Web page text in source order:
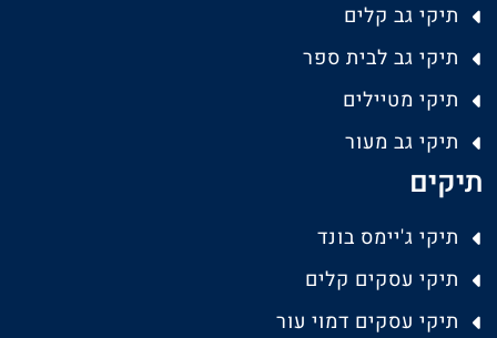
תיקי גב קלים
תיקי גב לבית ספר
תיקי מטיילים
תיקי גב מעור
תיקים
תיקי ג'יימס בונד
תיקי עסקים קלים
תיקי עסקים דמוי עור